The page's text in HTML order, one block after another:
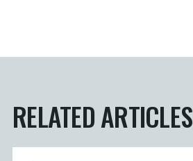
RELATED ARTICLES